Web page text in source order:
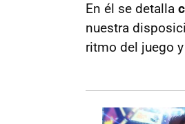
En él se detalla
nuestra
ritmo del juego